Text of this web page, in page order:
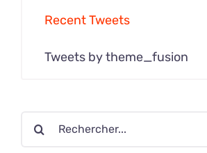
Recent Tweets
Tweets by theme_fusion
Rechercher: